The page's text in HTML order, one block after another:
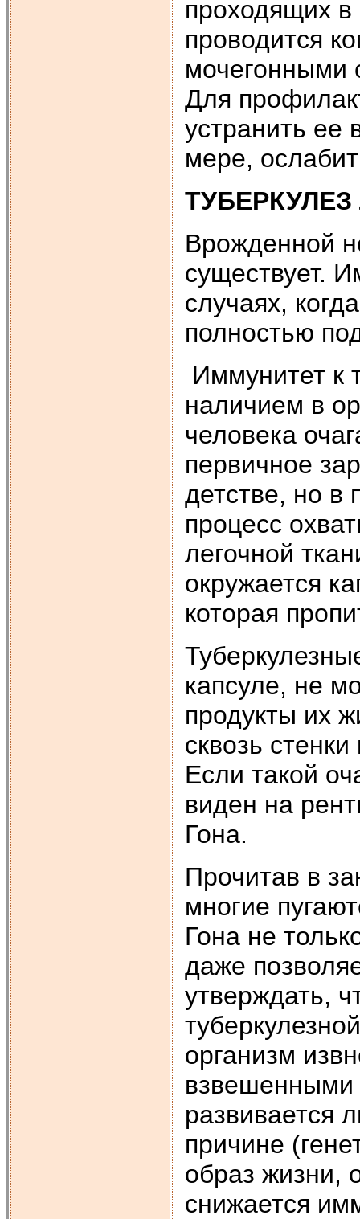
проходящих в
проводится
мочегонными
Для
устранить ее
мере,
ТУБЕРКУЛЕЗ
Врожденной
существует.
случаях,
полностью
Иммунитет к
наличием в
человека
первичное
детстве, но
процесс
легочной
окружается
которая
капсуле, не
продукты их
сквозь
Если такой
виден на
Гона.
Прочитав в
многие
Гона не
даже
утверждать,
организм
взвешенными
развивается
причине
образ жизни,
снижается